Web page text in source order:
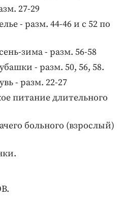
27-29
- разм. 44-46 и с 52 по
зима - разм. 56-58
- разм. 50, 56, 58.
- разм. 22-27
питание длительного
больного (взрослый)